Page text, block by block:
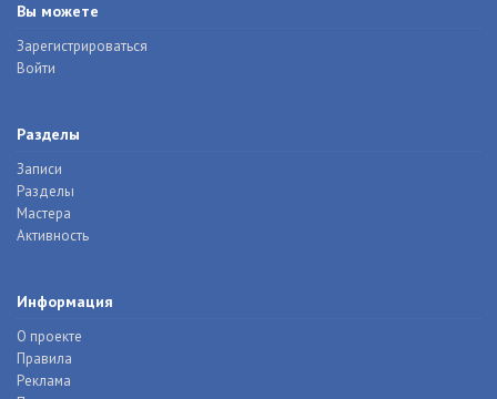
Вы можете
Зарегистрироваться
Войти
Разделы
Записи
Разделы
Мастера
Активность
Информация
О проекте
Правила
Реклама